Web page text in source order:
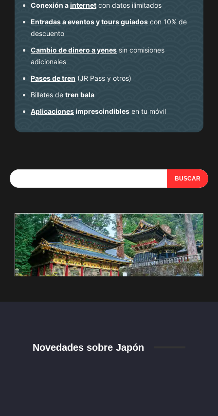
Conexión ainternet con datos ilimitados
Entradasa eventos ytours guiados con 10% de
descuento
Cambio de dinero a yenes sin comisiones
adicionales
Pases de tren (JR Pass y otros)
Billetes de tren bala
Aplicacionesimprescindibles en tu móvil
BUSCAR
Novedades sobre Japón